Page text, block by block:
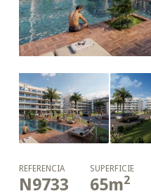
REFERENCIA
N9733
SUPERFICIE
65m2